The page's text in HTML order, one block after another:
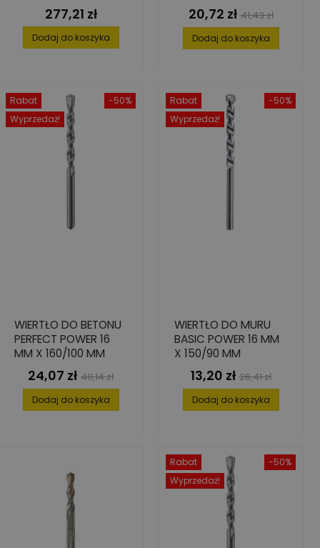
Cena
277,21 zł
Dodaj do koszyka
Cena
20,72 zł Cena
podstawowa
41,43 zł
Dodaj do koszyka
-50%
Rabat
Wyprzedaż!
WIERTŁO DO BETONU
PERFECT POWER 16
MM X 160/100 MM
Cena
24,07 zł Cena
podstawowa
48,14 zł
Dodaj do koszyka
-50%
Rabat
Wyprzedaż!
WIERTŁO DO MURU
BASIC POWER 16 MM
X 150/90 MM
Cena
13,20 zł Cena
podstawowa
26,41 zł
Dodaj do koszyka
-50%
Rabat
Wyprzedaż!